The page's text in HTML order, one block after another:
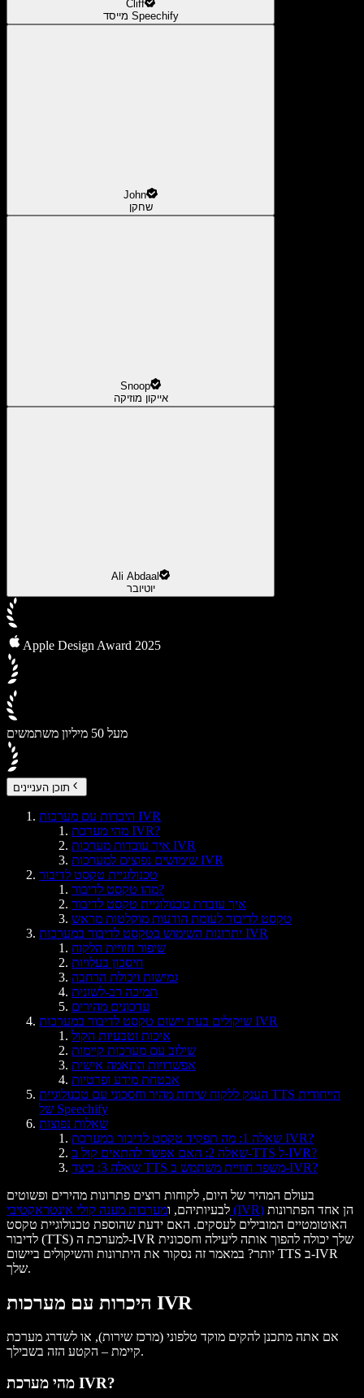
Cliff
מייסד Speechify
John
שחקן
Snoop
אייקון מוזיקה
Ali Abdaal
יוטיובר
Apple Design Award 2025
מעל 50 מיליון משתמשים
תוכן העניינים
היכרות עם מערכות IVR
מהי מערכת IVR?
איך עובדות מערכות IVR
שימושים נפוצים למערכות IVR
טכנולוגיית טקסט לדיבור
מהו טקסט לדיבור?
איך עובדת טכנולוגיית טקסט לדיבור
טקסט לדיבור לעומת הודעות מוקלטות מראש
יתרונות השימוש בטקסט לדיבור במערכות IVR
שיפור חוויית הלקוח
חיסכון בעלויות
גמישות ויכולת הרחבה
תמיכה רב-לשונית
עדכונים מהירים
שיקולים בעת יישום טקסט לדיבור במערכות IVR
איכות וטבעיות הקול
שילוב עם מערכות קיימות
אפשרויות התאמה אישית
אבטחת מידע ופרטיות
הענק ללקוח שירות מהיר וחסכוני עם טכנולוגיית TTS הייחודית
של Speechify
שאלות נפוצות
שאלה 1: מה תפקיד טקסט לדיבור במערכת IVR?
שאלה 2: האם אפשר להתאים קול ב-TTS ל-IVR?
שאלה 3: כיצד TTS משפר חוויית משתמש ב-IVR?
בעולם המהיר של היום, לקוחות רוצים פתרונות מהירים ופשוטים
לבעיותיהם, ו מערכות מענה קולי אינטראקטיבי (IVR)
האוטומטיים המובילים לעסקים. האם ידעת שהוספת טכנולוגיית טקסט
לדיבור (TTS) למערכת ה-IVR שלך יכולה להפוך אותה ליעילה וחסכונית
יותר? במאמר זה נסקור את היתרונות והשיקולים ביישום TTS ב-IVR
שלך.
היכרות עם מערכות IVR
אם אתה מתכנן להקים מוקד טלפוני (מרכז שירות), או לשדרג מערכת
קיימת – הקטע הזה בשבילך.
מהי מערכת IVR?